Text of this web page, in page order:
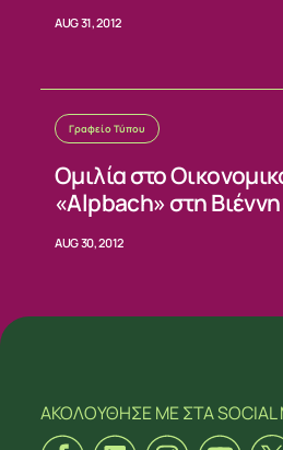
AUG 31, 2012
Γραφείο Τύπου
Ομιλία στο
«Alpbach» στη Βιέννη
AUG 30, 2012
ΑΚΟΛΟΥΘΗΣΕ ΜΕΣΤΑ SOCIAL